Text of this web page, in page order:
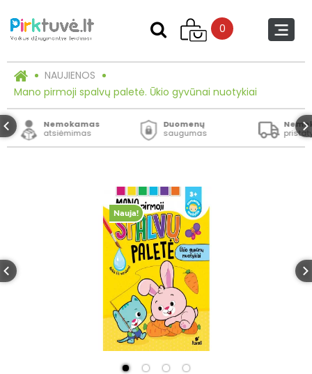
0
NAUJIENOS
Mano pirmoji spalvų paletė. Ūkio gyvūnai nuotykiai
Nemokamas
atsiėmimas
Duomenų
saugumas
Nauja!